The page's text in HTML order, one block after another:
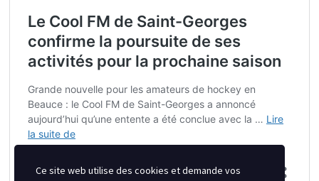
Ce site web utilise des cookies et demande vos